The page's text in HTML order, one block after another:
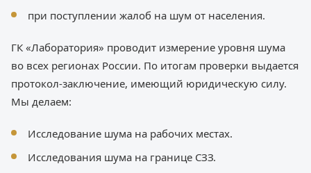
при поступлении жалоб на шум от населения.
ГК «Лаборатория» проводит измерение уровня шума
во всех регионах России. По итогам проверки выдается
протокол-заключение, имеющий юридическую силу.
Мы делаем:
Исследование шума на рабочих местах.
Исследования шума на границе СЗЗ.